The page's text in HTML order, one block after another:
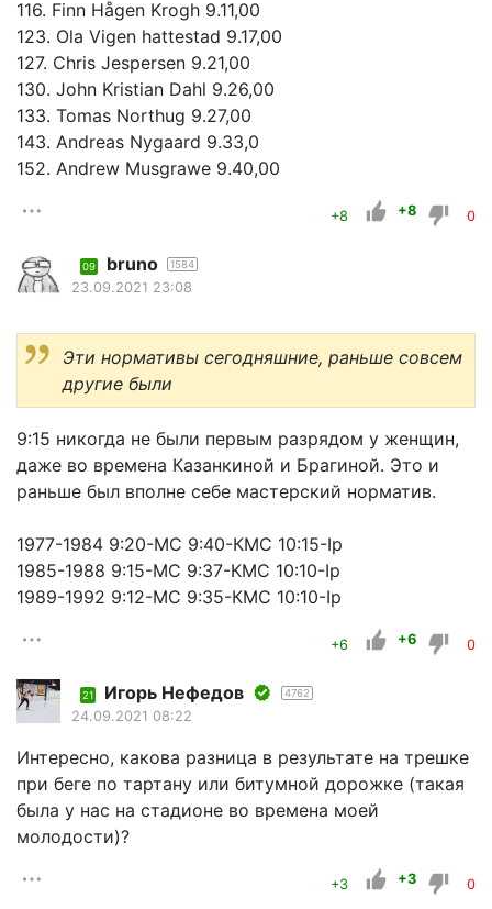
116. Finn Hågen Krogh 9.11,00
123. Ola Vigen hattestad 9.17,00
127. Chris Jespersen 9.21,00
130. John Kristian Dahl 9.26,00
133. Tomas Northug 9.27,00
143. Andreas Nygaard 9.33,0
152. Andrew Musgrawe 9.40,00
+8 +8 0
09 bruno 1584
23.09.2021 23:08
Эти нормативы сегодняшние, раньше совсем
другие были
9:15 никогда не были первым разрядом у женщин,
даже во времена Казанкиной и Брагиной. Это и
раньше был вполне себе мастерский норматив.
1977-1984 9:20-МС 9:40-КМС 10:15-Iр
1985-1988 9:15-МС 9:37-КМС 10:10-Iр
1989-1992 9:12-МС 9:35-КМС 10:10-Iр
+6 +6 0
21 Игорь Нефедов 4762
24.09.2021 08:22
Интересно, какова разница в результате на трешке
при беге по тартану или битумной дорожке (такая
была у нас на стадионе во времена моей
молодости)?
+3 +3 0